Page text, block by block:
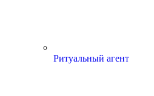
Ритуальный агент